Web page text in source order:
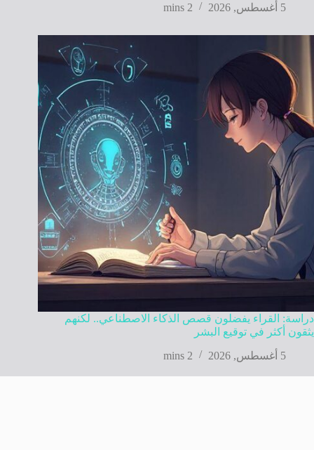
5 أغسطس, 2026
2 mins
دراسة: القراء يفضلون قصص الذكاء الاصطناعي.. لكنهم
يثقون أكثر في توقيع البشر
5 أغسطس, 2026
2 mins